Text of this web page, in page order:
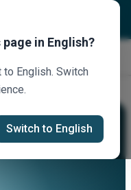
Opel Vivaro Auto
in English?
English. Switch
Switch to English